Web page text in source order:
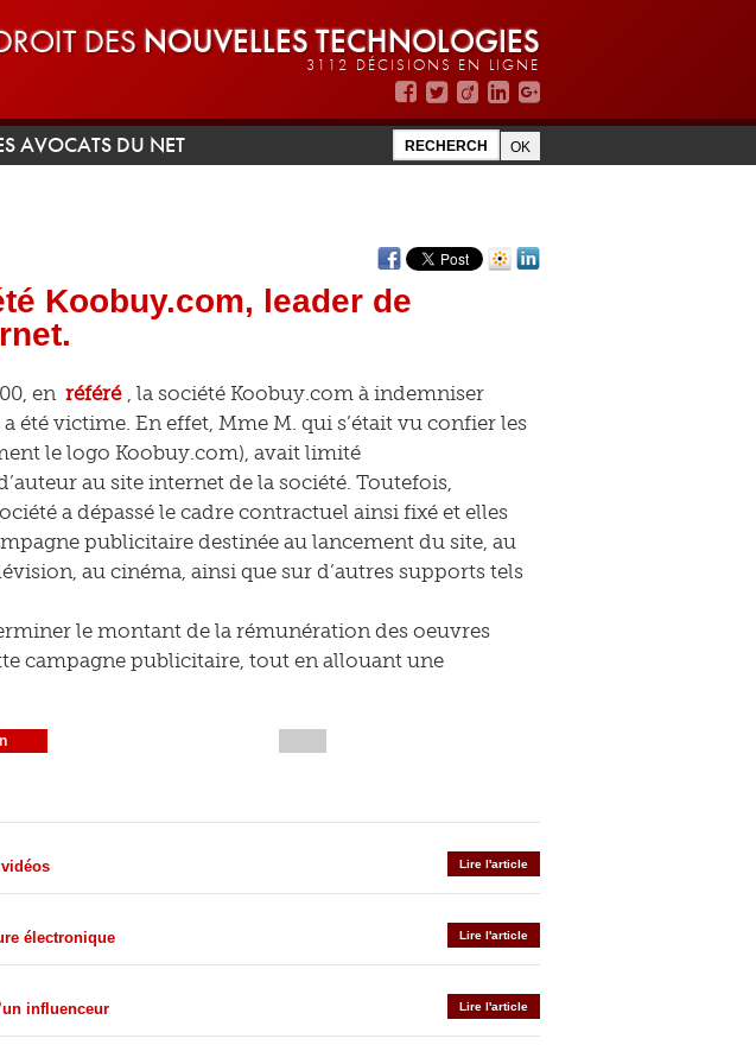
DES NOUVELLES TECHNOLOGIES
3112 DÉCISIONS EN LIGNE
AVOCATS DU NET
Koobuy.com, leader de
en référé , la société Koobuy.com à indemniser
été victime. En effet, Mme M. qui s’était vu confier les
le logo Koobuy.com), avait limité
au site internet de la société. Toutefois,
a dépassé le cadre contractuel ainsi fixé et elles
publicitaire destinée au lancement du site, au
au cinéma, ainsi que sur d’autres supports tels
le montant de la rémunération des oeuvres
campagne publicitaire, tout en allouant une
Lire l'article
Lire l'article
électronique
Lire l'article
influenceur